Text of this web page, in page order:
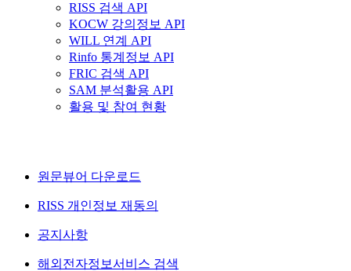
RISS 검색 API
KOCW 강의정보 API
WILL 연계 API
Rinfo 통계정보 API
FRIC 검색 API
SAM 분석활용 API
활용 및 참여 현황
원문뷰어 다운로드
RISS 개인정보 재동의
공지사항
해외전자정보서비스 검색